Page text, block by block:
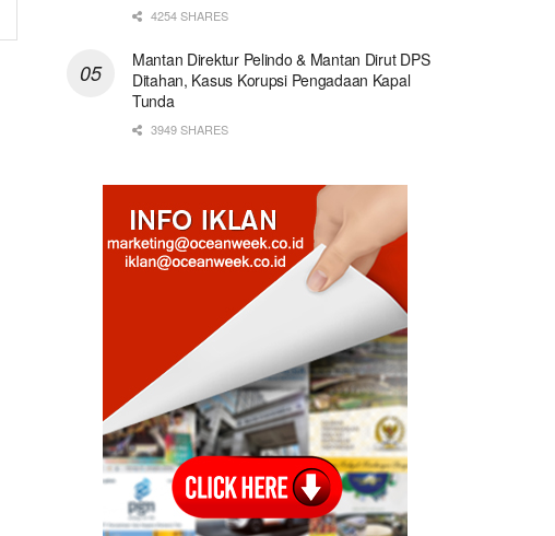
4254 SHARES
Mantan Direktur Pelindo & Mantan Dirut DPS
Ditahan, Kasus Korupsi Pengadaan Kapal
Tunda
3949 SHARES